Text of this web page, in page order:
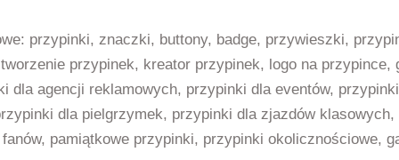
przypinki, znaczki, buttony, badge, przywieszki,
przypinek, kreator przypinek, logo na
dla agencji reklamowych, przypinki dla eventów,
dla pielgrzymek, przypinki dla zjazdów
pamiątkowe przypinki, przypinki okolicznościowe,